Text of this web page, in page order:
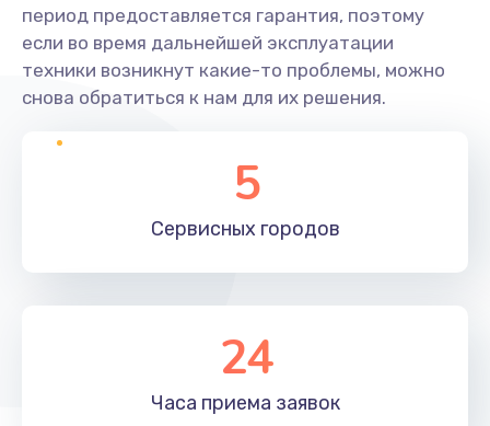
период предоставляется гарантия, поэтому
если во время дальнейшей эксплуатации
техники возникнут какие-то проблемы, можно
снова обратиться к нам для их решения.
5
Сервисных городов
24
Часа приема заявок